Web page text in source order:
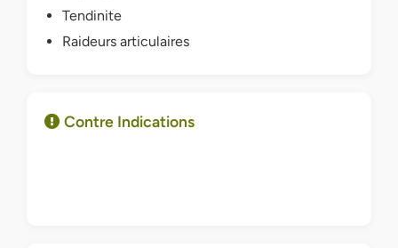
Tendinite
Raideurs articulaires
Contre Indications